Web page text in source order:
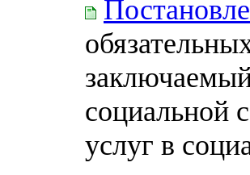
социальной
услуг в